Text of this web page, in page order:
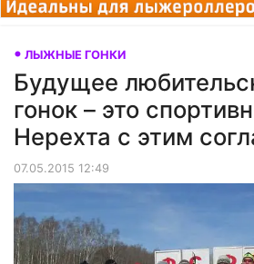
ЛЫЖНЫЕ ГОНКИ
Будущее
гонок – это
Нерехта с этим
07.05.2015 12:49